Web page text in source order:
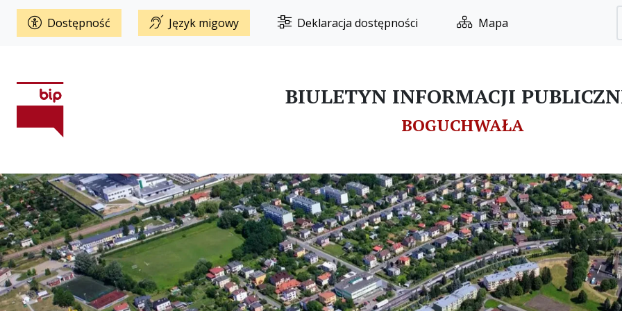
Dostępność Język migowy Deklaracja dostępności Mapa
BIULETYN INFORMACJI
BOGUCHWAŁA